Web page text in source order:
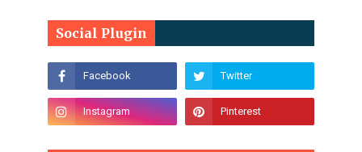
Social Plugin